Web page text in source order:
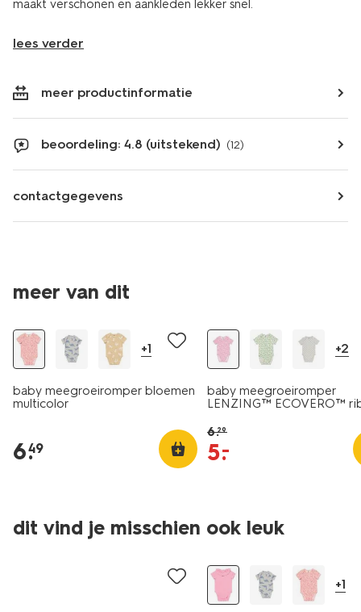
maakt verschonen en aankleden lekker snel.
lees verder
meer productinformatie
beoordeling: 4.8 (uitstekend) (12)
contactgegevens
meer van dit
+1
baby meegroeiromper bloemen
multicolor
6.
49
+2
baby meegroeiromper
LENZING™ ECOVERO™
6.29
5.
–
dit vind je misschien ook leuk
sale
laag geprijsd
+1